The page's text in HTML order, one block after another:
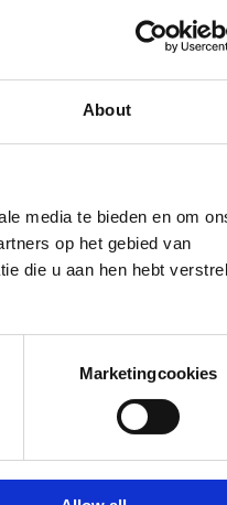
About
media te bieden en om
op het gebied van
die u aan hen hebt
Marketingcookies